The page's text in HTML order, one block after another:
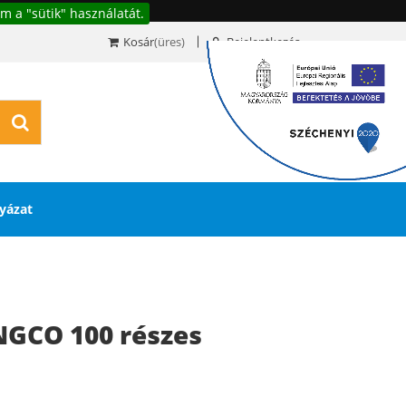
a "sütik" használatát.
Kosár(üres) Bejelentkezés
0
100 részes